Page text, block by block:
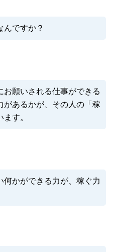
んですか？
お願いされる仕事ができる
があるかが、その人の「稼
す。
何かができる力が、稼ぐ力